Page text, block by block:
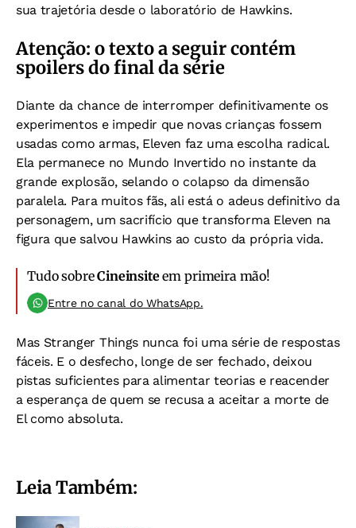
sua trajetória desde o laboratório de Hawkins.
Atenção: o texto a seguir contém
spoilers do final da série
Diante da chance de interromper definitivamente os
experimentos e impedir que novas crianças fossem
usadas como armas, Eleven faz uma escolha radical.
Ela permanece no Mundo Invertido no instante da
grande explosão, selando o colapso da dimensão
paralela. Para muitos fãs, ali está o adeus definitivo da
personagem, um sacrifício que transforma Eleven na
figura que salvou Hawkins ao custo da própria vida.
Tudo sobreCineinsiteem primeira mão!
Entre no canal do WhatsApp.
Mas Stranger Things nunca foi uma série de respostas
fáceis. E o desfecho, longe de ser fechado, deixou
pistas suficientes para alimentar teorias e reacender
a esperança de quem se recusa a aceitar a morte de
El como absoluta.
Leia Também: